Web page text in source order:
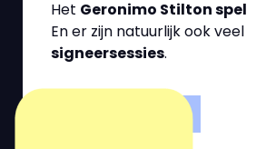
Het Geronimo Stilton spel
En er zijn natuurlijk ook veel
signeersessies.